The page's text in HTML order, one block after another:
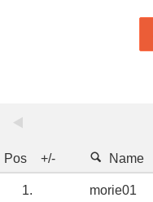
Pos +/- Name
1. morie01